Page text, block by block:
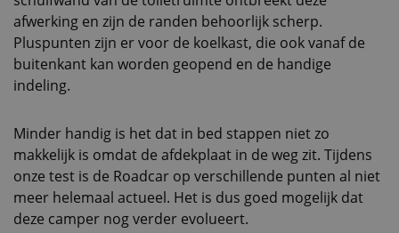
afwerking en zijn de randen behoorlijk scherp.
Pluspunten zijn er voor de koelkast, die ook vanaf de
buitenkant kan worden geopend en de handige
indeling.
Minder handig is het dat in bed stappen niet zo
makkelijk is omdat de afdekplaat in de weg zit. Tijdens
onze test is de Roadcar op verschillende punten al niet
meer helemaal actueel. Het is dus goed mogelijk dat
deze camper nog verder evolueert.